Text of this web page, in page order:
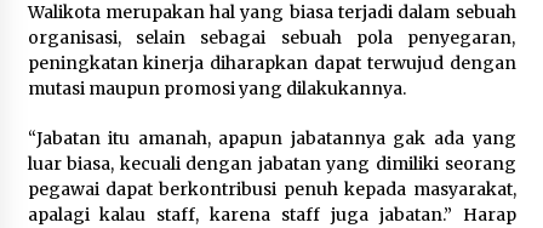
Kemenpar Turut Perkuat
Pengembangan KEK Samota
sebagai Destinasi Wisata Bahari
Berkelas Dunia
8 Agustus 2026
Walikota merupakan hal yang biasa terjadi dalam sebuah
organisasi, selain sebagai sebuah pola penyegaran,
peningkatan kinerja diharapkan dapat terwujud dengan
mutasi maupun promosi yang dilakukannya.
“Jabatan itu amanah, apapun jabatannya gak ada yang
luar biasa, kecuali dengan jabatan yang dimiliki seorang
pegawai dapat berkontribusi penuh kepada masyarakat,
apalagi kalau staff, karena staff juga jabatan.” Harap